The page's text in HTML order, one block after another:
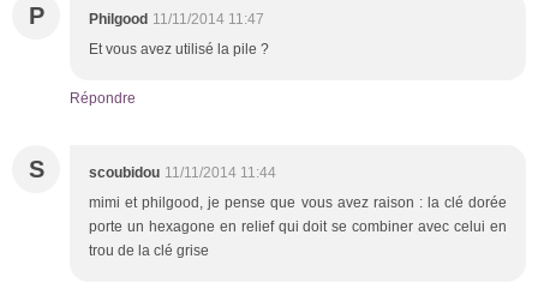
P Philgood 11/11/2014 11:47
Et vous avez utilisé la pile ?
Répondre
S scoubidou 11/11/2014 11:44
mimi et philgood, je pense que vous avez raison : la clé dorée
porte un hexagone en relief qui doit se combiner avec celui en
trou de la clé grise